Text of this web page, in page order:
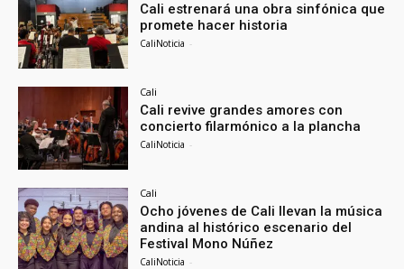
Cali estrenará una obra sinfónica que
promete hacer historia
CaliNoticia -
Cali
Cali revive grandes amores con
concierto filarmónico a la plancha
CaliNoticia -
Cali
Ocho jóvenes de Cali llevan la música
andina al histórico escenario del
Festival Mono Núñez
CaliNoticia -